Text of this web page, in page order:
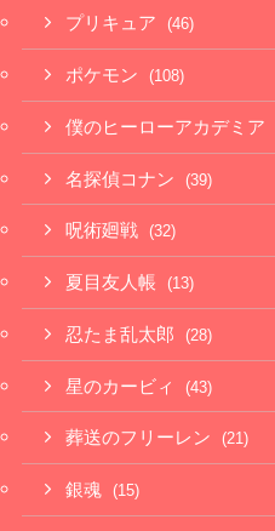
プリキュア (46)
ポケモン (108)
僕のヒーローアカデミア
名探偵コナン (39)
呪術廻戦 (32)
夏目友人帳 (13)
忍たま乱太郎 (28)
星のカービィ (43)
葬送のフリーレン (21)
銀魂 (15)